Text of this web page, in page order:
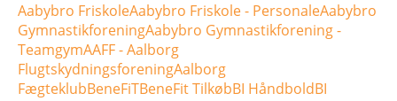
Aabybro FriskoleAabybro Friskole - PersonaleAabybro
GymnastikforeningAabybro Gymnastikforening -
TeamgymAAFF - Aalborg
FlugtskydningsforeningAalborg
FægteklubBeneFiTBeneFit TilkøbBI HåndboldBI